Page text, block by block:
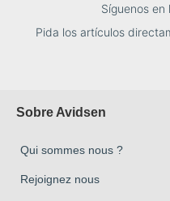
Síguenos en
Pida los artículos
Sobre Avidsen
Qui sommes nous ?
Rejoignez nous